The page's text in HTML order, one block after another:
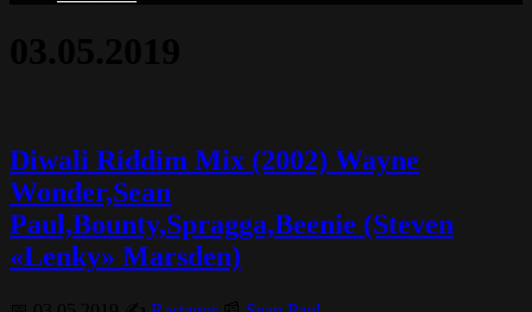
Diwali Riddim Mix (2002) Wayne
Wonder,Sean
Paul,Bounty,Spragga,Beenie (Steven
«Lenky» Marsden)